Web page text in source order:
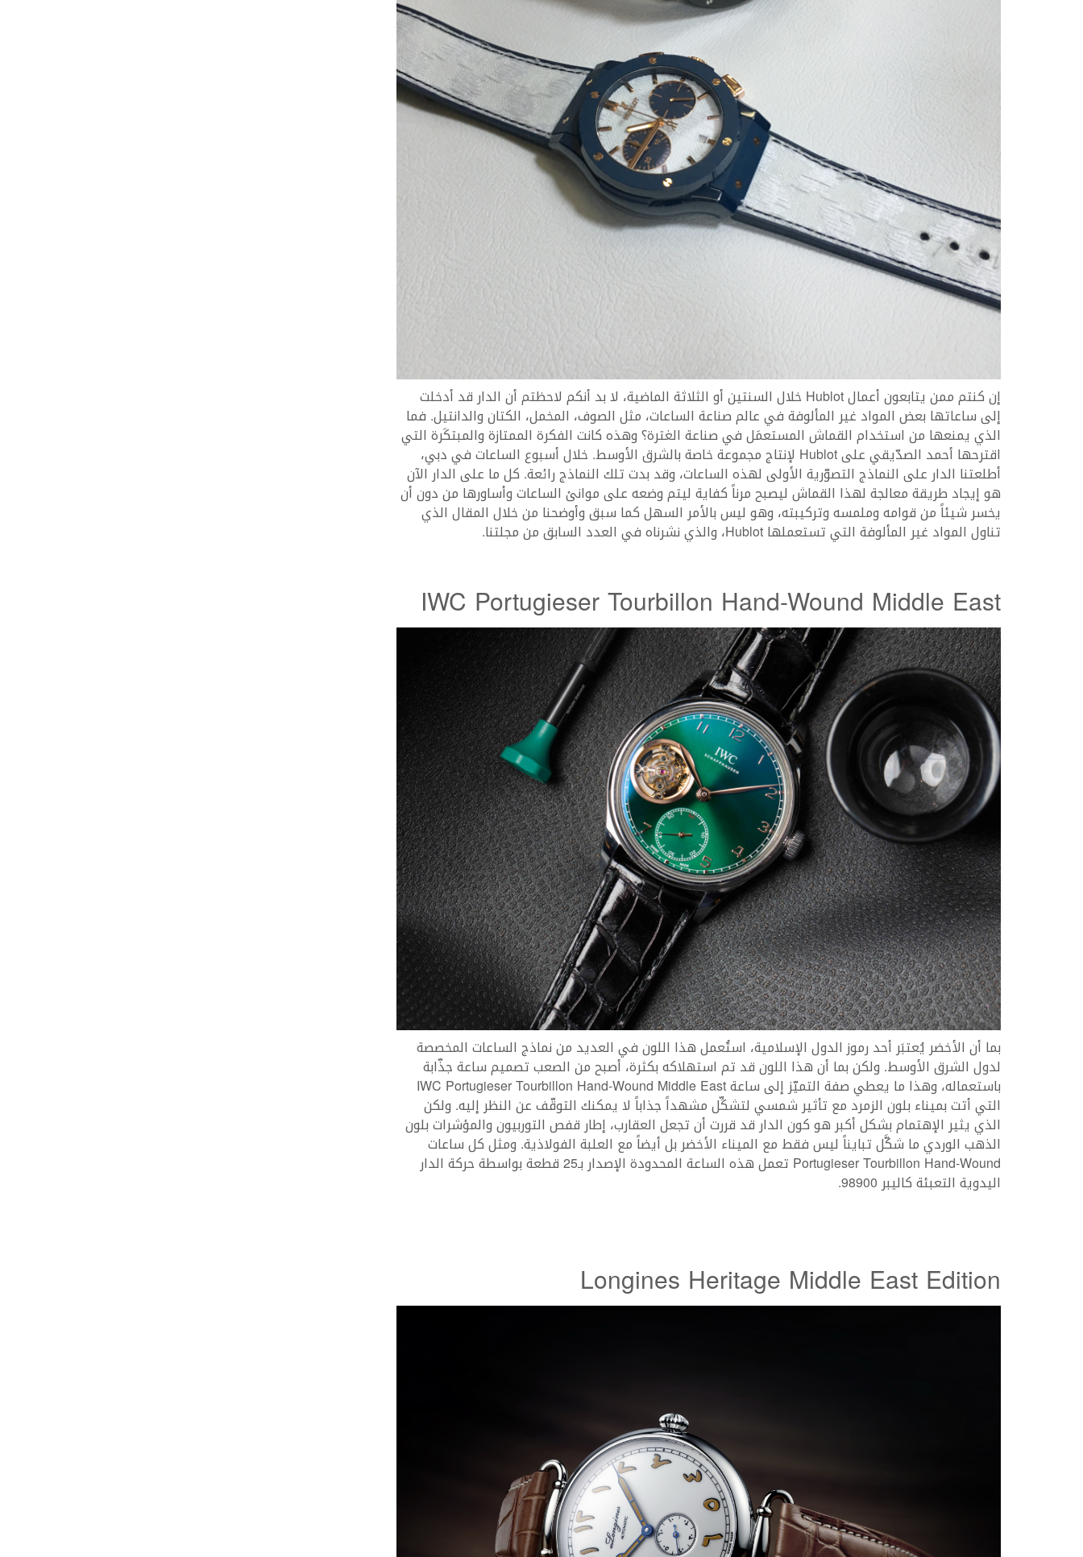
إن كنتم ممن يتابعون أعمال Hublot خلال السنتين أو الثلاثة الماضية، لا بد أنكم لاحظتم أن الدار قد أدخلت
إلى ساعاتها بعض المواد غير المألوفة في عالم صناعة الساعات، مثل الصوف، المخمل، الكتان والدانتيل. فما
الذي يمنعها من استخدام القماش المستعمَل في صناعة الغترة؟ وهذه كانت الفكرة الممتازة والمبتكَرة التي
اقترحها أحمد الصدّيقي على Hublot لإنتاج مجموعة خاصة بالشرق الأوسط. خلال أسبوع الساعات في دبي،
أطلعتنا الدار على النماذج التصوّرية الأولى لهذه الساعات، وقد بدت تلك النماذج رائعة. كل ما على الدار الآن
هو إيجاد طريقة معالجة لهذا القماش ليصبح مرناً كفاية ليتم وضعه على موانئ الساعات وأساورها من دون أن
يخسر شيئاً من قوامه وملمسه وتركيبته، وهو ليس بالأمر السهل كما سبق وأوضحنا من خلال المقال الذي
تناول المواد غير المألوفة التي تستعملها Hublot، والذي نشرناه في العدد السابق من مجلتنا.
IWC Portugieser Tourbillon Hand-Wound Middle East
بما أن الأخضر يُعتبَر أحد رموز الدول الإسلامية، استُعمل هذا اللون في العديد من نماذج الساعات المخصصة
لدول الشرق الأوسط. ولكن بما أن هذا اللون قد تم استهلاكه بكثرة، أصبح من الصعب تصميم ساعة جذّابة
باستعماله، وهذا ما يعطي صفة التميّز إلى ساعة IWC Portugieser Tourbillon Hand-Wound Middle East
التي أتت بميناء بلون الزمرد مع تأثير شمسي لتشكِّل مشهداً جذاباً لا يمكنك التوقّف عن النظر إليه. ولكن
الذي يثير الإهتمام بشكل أكبر هو كون الدار قد قررت أن تجعل العقارب، إطار قفص التوربيون والمؤشرات بلون
الذهب الوردي ما شكَّل تبايناً ليس فقط مع الميناء الأخضر بل أيضاً مع العلبة الفولاذية. ومثل كل ساعات
Portugieser Tourbillon Hand-Wound تعمل هذه الساعة المحدودة الإصدار بـ25 قطعة بواسطة حركة الدار
اليدوية التعبئة كاليبر 98900.
Longines Heritage Middle East Edition